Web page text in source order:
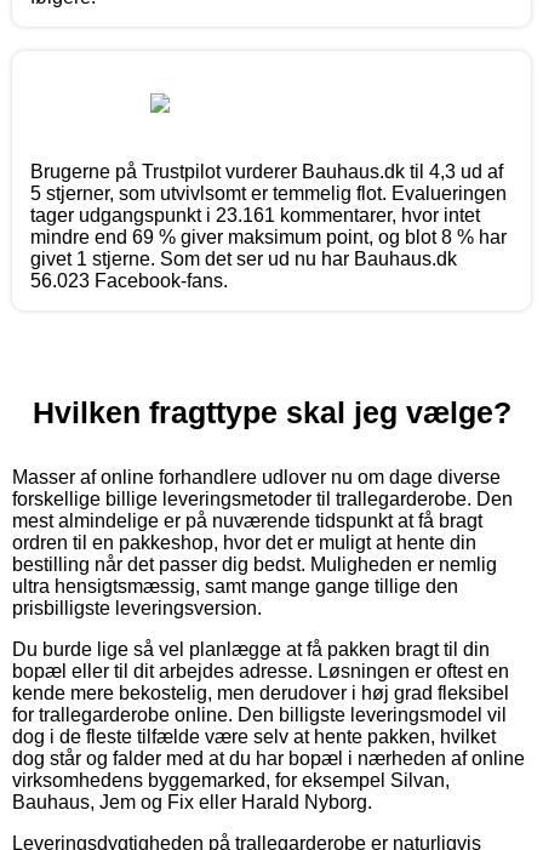
Brugerne på Trustpilot vurderer Bauhaus.dk til 4,3 ud af
5 stjerner, som utvivlsomt er temmelig flot. Evalueringen
tager udgangspunkt i 23.161 kommentarer, hvor intet
mindre end 69 % giver maksimum point, og blot 8 % har
givet 1 stjerne. Som det ser ud nu har Bauhaus.dk
56.023 Facebook-fans.
Hvilken fragttype skal jeg vælge?
Masser af online forhandlere udlover nu om dage diverse
forskellige billige leveringsmetoder til trallegarderobe. Den
mest almindelige er på nuværende tidspunkt at få bragt
ordren til en pakkeshop, hvor det er muligt at hente din
bestilling når det passer dig bedst. Muligheden er nemlig
ultra hensigtsmæssig, samt mange gange tillige den
prisbilligste leveringsversion.
Du burde lige så vel planlægge at få pakken bragt til din
bopæl eller til dit arbejdes adresse. Løsningen er oftest en
kende mere bekostelig, men derudover i høj grad fleksibel
for trallegarderobe online. Den billigste leveringsmodel vil
dog i de fleste tilfælde være selv at hente pakken, hvilket
dog står og falder med at du har bopæl i nærheden af online
virksomhedens byggemarked, for eksempel Silvan,
Bauhaus, Jem og Fix eller Harald Nyborg.
Leveringsdygtigheden på trallegarderobe er naturligvis